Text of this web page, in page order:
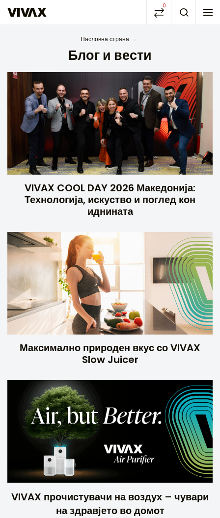
0
Насловна страна
Блог и вести
VIVAX COOL DAY 2026 Македонија:
Технологија, искуство и поглед кон
иднината
Максимално природен вкус со VIVAX
Slow Juicer
VIVAX прочистувачи на воздух – чувари
на здравјето во домот